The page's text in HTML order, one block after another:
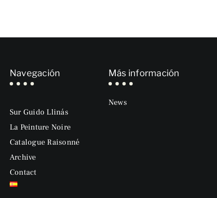
Navegación
Sur Guido Llinás
La Peinture Noire
Catalogue Raisonné
Archive
Contact
Más información
News